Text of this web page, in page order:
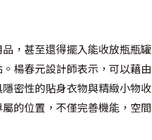
，甚至還得擺入能收放瓶瓶罐
楊春元設計師表示，可以藉由
密性的貼身衣物與精緻小物收
的位置，不僅完善機能，空間